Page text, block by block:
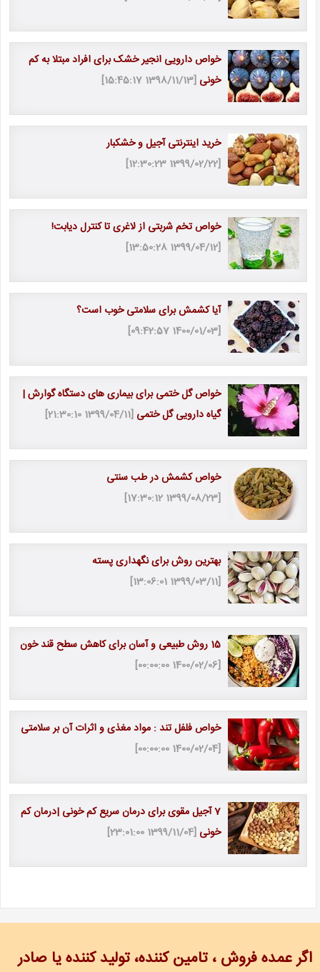
خواص دارویی انجیر خشک برای افراد مبتلا به کم
خونی [1398/11/13 15:45:17]
خرید اینترنتی آجیل و خشکبار
[1399/02/22 12:30:23]
خواص تخم شربتی از لاغری تا کنترل دیابت!
[1399/04/12 13:50:28]
آیا کشمش برای سلامتی خوب است؟
[1400/01/03 09:42:57]
خواص گل ختمی برای بیماری های دستگاه گوارش |
گیاه دارویی گل ختمی [1399/04/11 21:30:10]
خواص کشمش در طب سنتی
[1399/08/23 17:30:12]
بهترین روش برای نگهداری پسته
[1399/03/11 13:06:01]
15 روش طبیعی و آسان برای کاهش سطح قند خون
[1400/02/06 00:00:00]
خواص فلفل تند : مواد مغذی و اثرات آن بر سلامتی
[1400/02/04 00:00:00]
7 آجیل مقوی برای درمان سریع کم خونی |درمان کم
خونی [1399/11/04 23:01:00]
اگر عمده فروش ، تامین کننده، تولید کننده یا صادر